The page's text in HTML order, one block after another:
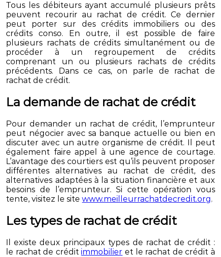
Tous les débiteurs ayant accumulé plusieurs prêts
peuvent recourir au rachat de crédit. Ce dernier
peut porter sur des crédits immobiliers ou des
crédits conso. En outre, il est possible de faire
plusieurs rachats de crédits simultanément ou de
procéder à un regroupement de crédits
comprenant un ou plusieurs rachats de crédits
précédents. Dans ce cas, on parle de rachat de
rachat de crédit.
La demande de rachat de crédit
Pour demander un rachat de crédit, l’emprunteur
peut négocier avec sa banque actuelle ou bien en
discuter avec un autre organisme de crédit. Il peut
également faire appel à une agence de courtage.
L’avantage des courtiers est qu’ils peuvent proposer
différentes alternatives au rachat de crédit, des
alternatives adaptées à la situation financière et aux
besoins de l’emprunteur. Si cette opération vous
tente, visitez le sitewww.meilleurrachatdecredit.org.
Les types de rachat de crédit
Il existe deux principaux types de rachat de crédit :
le rachat de créditimmobilier et le rachat de crédit à